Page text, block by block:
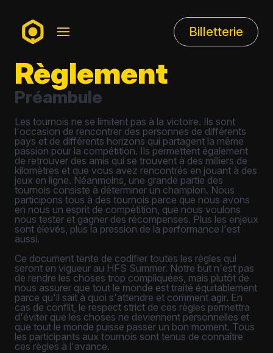
Billetterie
Règlement
Préambule
Les tournois ne se limitent pas à la victoire. Ils sont
l'occasion de rencontrer des personnes de différents
pays et de différents horizons qui partagent la même
passion pour la compétition. Ils permettent également
de retrouver des amis qui se trouvent à des milliers de
kilomètres et que vous avez rencontrés en jouant à des
jeux en ligne. Néanmoins, une grande partie des
tournois consiste à déterminer un champion. Nous
participons tous à des tournois parce que nous avons
en nous un esprit de compétition, que nous voulons
nous tester et gagner des récompenses. Plus les enjeux
sont élevés, plus la pression de la performance l'est
aussi.
Ce document tente de codifier toutes les règles qui
seront en vigueur au HFS Summer. Notre but n'est pas
de rendre les choses trop compliquées, mais plutôt de
nous assurer que tout le monde est traité équitablement
parce qu'il sait à quoi s'attendre et comment agir. En
cas de conflit, le respect strict de ces règles permettra
d'éviter que les choses ne deviennent personnelles et
que tout le monde puisse passer un bon moment. Tous
les participants aux tournois sont tenus de connaître
ces règles à l'avance.